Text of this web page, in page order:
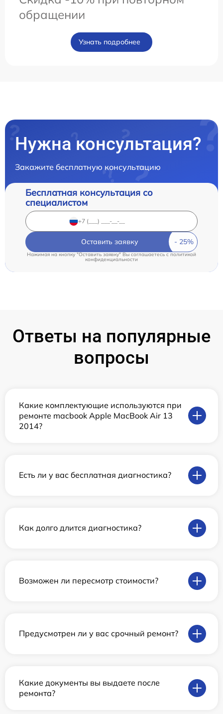
обращении
Узнать подробнее
Нужна консультация?
Закажите бесплатную консультацию
Бесплатная консультация со
специалистом
Оставить заявку
Нажимая на кнопку "Оставить заявку" Вы соглашаетесь cполитикой
конфиденциальности
Ответы на популярные
вопросы
Какие комплектующие используются при
ремонте macbook Apple MacBook Air 13
2014?
Есть ли у вас бесплатная диагностика?
Как долго длится диагностика?
Возможен ли пересмотр стоимости?
Предусмотрен ли у вас срочный ремонт?
Какие документы вы выдаете после
ремонта?